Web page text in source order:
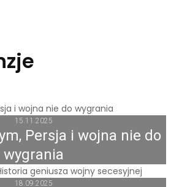
15.11.2025
Persja i wojna nie do
wygrania
18.09.2025